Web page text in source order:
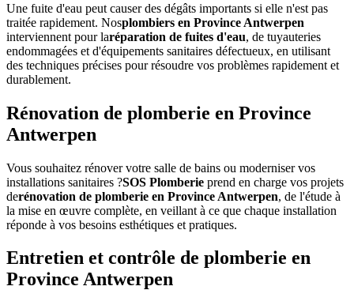
Une fuite d'eau peut causer des dégâts importants si elle n'est pas
traitée rapidement. Nosplombiers en Province Antwerpen
interviennent pour laréparation de fuites d'eau, de tuyauteries
endommagées et d'équipements sanitaires défectueux, en utilisant
des techniques précises pour résoudre vos problèmes rapidement et
durablement.
Rénovation de plomberie en Province
Antwerpen
Vous souhaitez rénover votre salle de bains ou moderniser vos
installations sanitaires ?SOS Plomberie prend en charge vos projets
derénovation de plomberie en Province Antwerpen, de l'étude à
la mise en œuvre complète, en veillant à ce que chaque installation
réponde à vos besoins esthétiques et pratiques.
Entretien et contrôle de plomberie en
Province Antwerpen